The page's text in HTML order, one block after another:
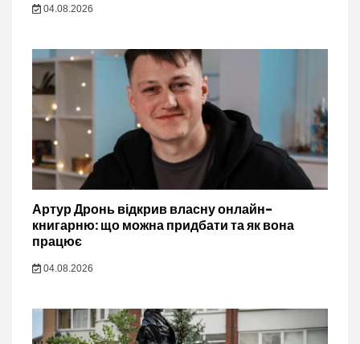
04.08.2026
Артур Дронь відкрив власну онлайн-
книгарню: що можна придбати та як вона
працює
04.08.2026